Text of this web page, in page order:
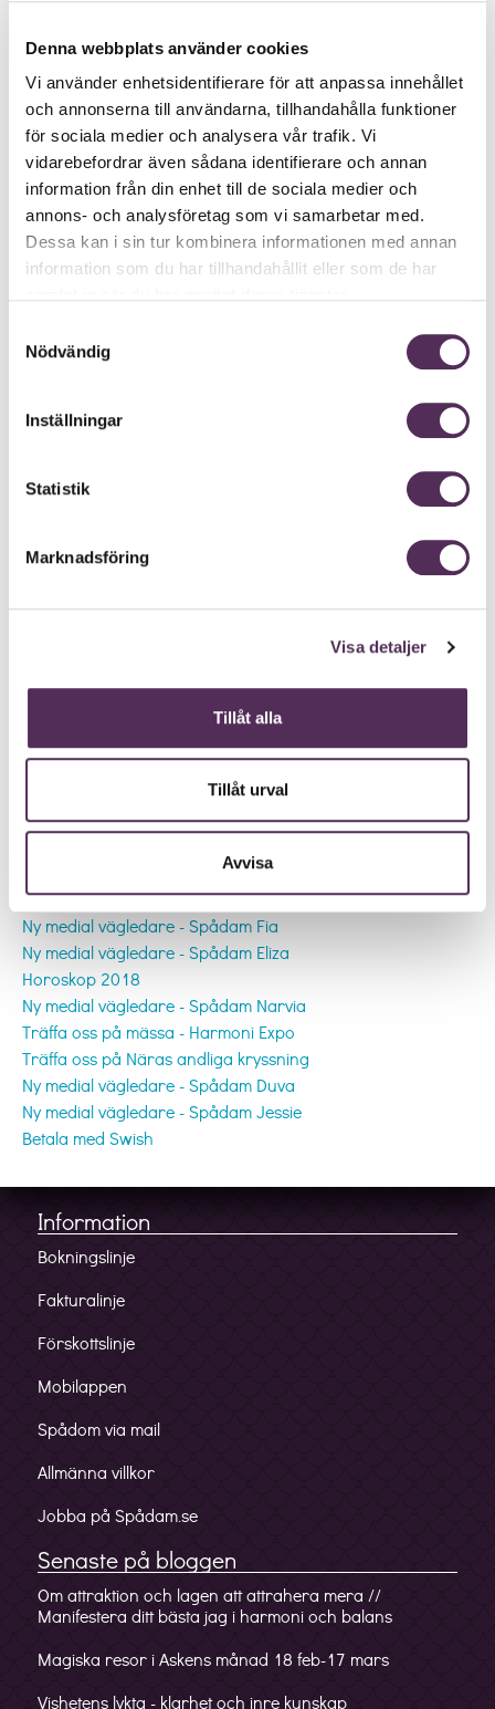
Denna webbplats använder cookies
Vi använder enhetsidentifierare för att anpassa innehållet
och annonserna till användarna, tillhandahålla funktioner
för sociala medier och analysera vår trafik. Vi
vidarebefordrar även sådana identifierare och annan
information från din enhet till de sociala medier och
annons- och analysföretag som vi samarbetar med.
Dessa kan i sin tur kombinera informationen med annan
information som du har tillhandahållit eller som de har
Nödvändig
Inställningar
Statistik
Marknadsföring
Visa detaljer
Tillåt alla
Tillåt urval
Avvisa
Ny medial vägledare - Spådam Donia
Ny medial vägledare - Spådam Fia
Ny medial vägledare - Spådam Eliza
Horoskop 2018
Ny medial vägledare - Spådam Narvia
Träffa oss på mässa - Harmoni Expo
Träffa oss på Näras andliga kryssning
Ny medial vägledare - Spådam Duva
Ny medial vägledare - Spådam Jessie
Betala med Swish
Information
Bokningslinje
Fakturalinje
Förskottslinje
Mobilappen
Spådom via mail
Allmänna villkor
Jobba på Spådam.se
Senaste på bloggen
Om attraktion och lagen att attrahera mera //
Manifestera ditt bästa jag i harmoni och balans
Magiska resor i Askens månad 18 feb-17 mars
Vishetens lykta - klarhet och inre kunskap